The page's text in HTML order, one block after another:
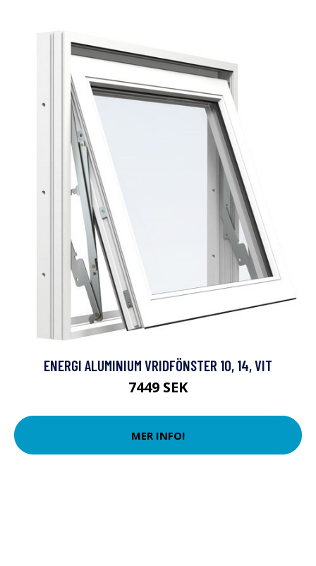
ENERGI ALUMINIUM VRIDFÖNSTER 10, 14, VIT
7449 SEK
MER INFO!